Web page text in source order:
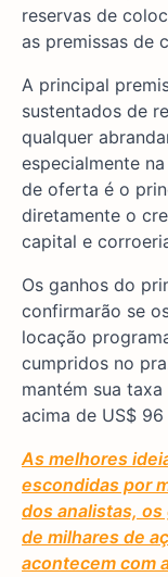
reservas de
as premissas de
A principal
sustentados de
qualquer
especialmente
de oferta é o
diretamente o
capital e
Os ganhos do
confirmarão se
locação
cumpridos no
mantém sua
acima de US$ 96
As melhores
escondidas por
dos analistas,
de milhares de
acontecem com